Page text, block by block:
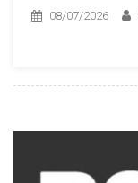
08/07/2026